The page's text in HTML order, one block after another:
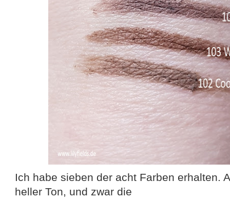
Ich habe sieben der acht Farben erhalten.
heller Ton, und zwar die